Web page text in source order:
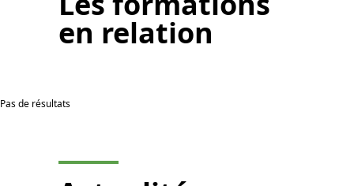
en relation
Pas de résultats